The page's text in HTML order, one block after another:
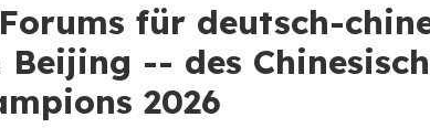
für deutsch-
-- des
2026